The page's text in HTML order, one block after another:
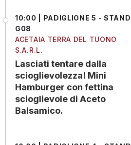
10:00 | PADIGLIONE 5 - STAND
G08
ACETAIA TERRA DEL TUONO
S.A.R.L.
Lasciati tentare dalla
scioglievolezza! Mini
Hamburger con fettina
scioglievole di Aceto
Balsamico.